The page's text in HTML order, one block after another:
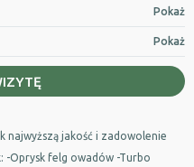
Pokaż
Pokaż
najwyższą jakość i zadowolenie
-Oprysk felg owadów -Turbo